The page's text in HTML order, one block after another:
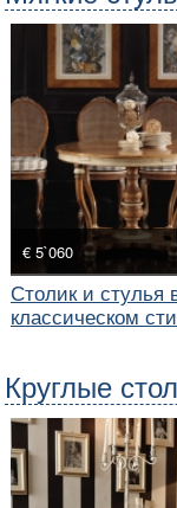
€ 5`060
Столик и стулья
классическом
Круглые